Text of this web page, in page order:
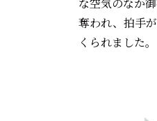
奪われ、拍手
くられました。